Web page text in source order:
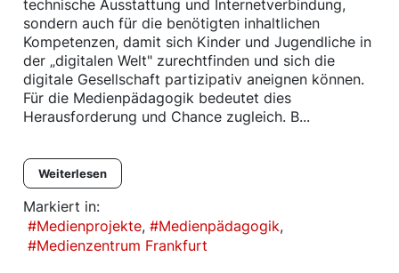
technische Ausstattung und Internetverbindung,
sondern auch für die benötigten inhaltlichen
Kompetenzen, damit sich Kinder und Jugendliche in
der „digitalen Welt" zurechtfinden und sich die
digitale Gesellschaft partizipativ aneignen können.
Für die Medienpädagogik bedeutet dies
Herausforderung und Chance zugleich. B...
Weiterlesen
Markiert in:
Medienprojekte
Medienpädagogik
Medienzentrum Frankfurt